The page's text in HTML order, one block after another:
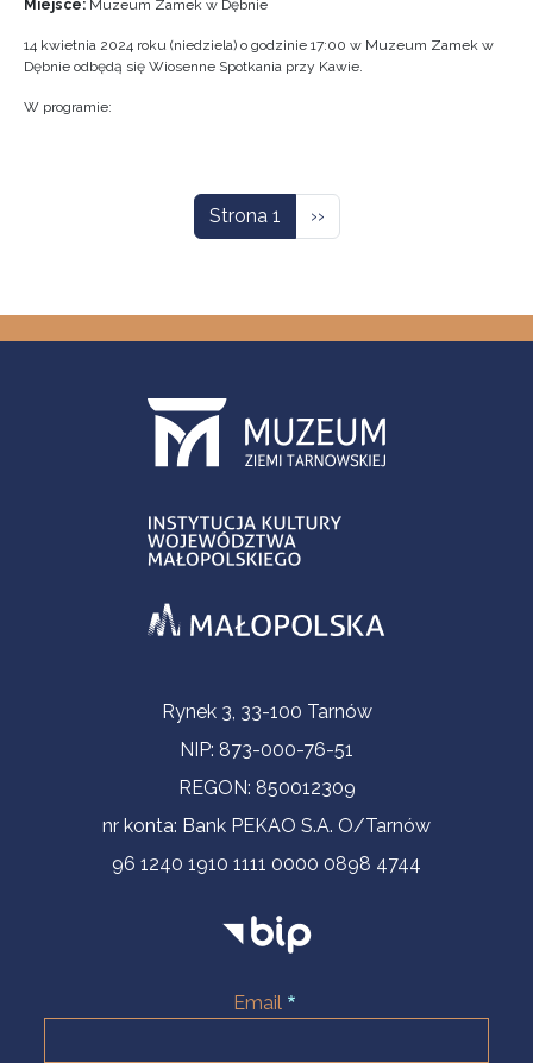
Miejsce: Muzeum Zamek w Dębnie
14 kwietnia 2024 roku (niedziela) o godzinie 17:00 w Muzeum Zamek w
Dębnie odbędą się Wiosenne Spotkania przy Kawie.
W programie:
Strona 1 Następna strona
››
Informacje kontaktoweRynek 3, 33-100 Tarnów
NIP: 873-000-76-51
REGON: 850012309
nr konta: Bank PEKAO S.A. O/Tarnów
96 1240 1910 1111 0000 0898 4744
Email